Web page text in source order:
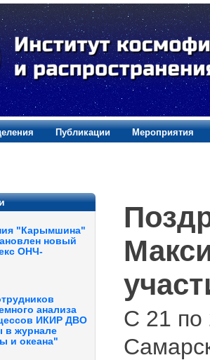
Публикации Мероприятия
"Карымшина"
новый
ОНЧ-
анализа
ИКИР ДВО
в журнале
и океана"
С 21 по